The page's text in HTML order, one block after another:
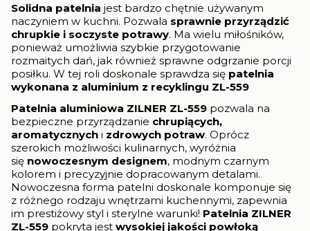
Solidna patelnia jest bardzo chętnie używanym
naczyniem w kuchni. Pozwala sprawnie przyrządzić
chrupkie i soczyste potrawy. Ma wielu miłośników,
ponieważ umożliwia szybkie przygotowanie
rozmaitych dań, jak również sprawne odgrzanie porcji
posiłku. W tej roli doskonale sprawdza się patelnia
wykonana z aluminium z recyklingu ZL-559
Patelnia aluminiowa ZILNER ZL-559 pozwala na
bezpieczne przyrządzanie chrupiących,
aromatycznych i zdrowych potraw. Oprócz
szerokich możliwości kulinarnych, wyróżnia
się nowoczesnym designem, modnym czarnym
kolorem i precyzyjnie dopracowanym detalami.
Nowoczesna forma patelni doskonale komponuje się
z różnego rodzaju wnętrzami kuchennymi, zapewnia
im prestiżowy styl i sterylne warunki! Patelnia ZILNER
ZL-559 pokryta jest wysokiej jakości powłoką